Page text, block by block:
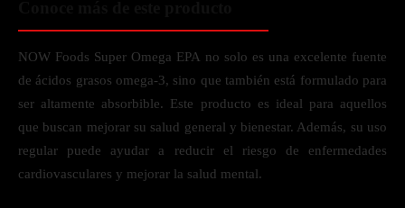
NOW Foods Super Omega EPA no solo es una excelente fuente
de ácidos grasos omega-3, sino que también está formulado para
ser altamente absorbible. Este producto es ideal para aquellos
que buscan mejorar su salud general y bienestar. Además, su uso
regular puede ayudar a reducir el riesgo de enfermedades
cardiovasculares y mejorar la salud mental.